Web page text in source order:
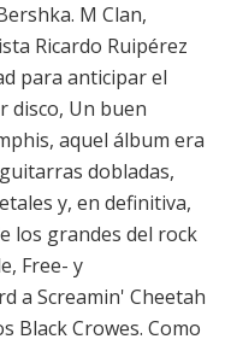
M Clan,
Ricardo Ruipérez
para anticipar el
disco, Un buen
aquel álbum era
dobladas,
y, en definitiva,
los grandes del rock
Free- y
a Screamin' Cheetah
Black Crowes. Como